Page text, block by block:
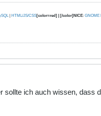
| HTML/JS/CSS[color=red] | [/color]NICE: GNOME
sollte ich auch wissen,